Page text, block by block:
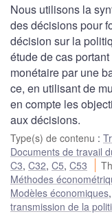
Nous utilisons la
des décisions pour
décision sur la
étude de cas
monétaire par une
ce, en utilisant de
en compte les
aux décisions.
Type(s) de contenu :
Documents de travail
C3, C32, C5, C53
Méthodes
Modèles économiques,
transmission de la